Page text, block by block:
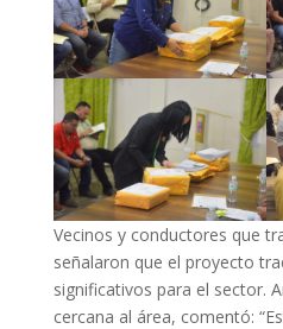
Vecinos y conductores que
señalaron que el proyecto
significativos para el sector.
cercana al área, comentó: